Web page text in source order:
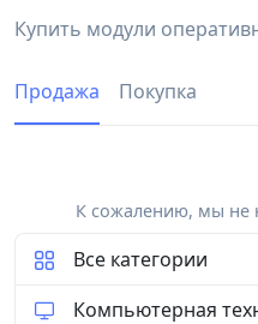
Купить модули
Продажа Покупка
К сожалению, мы не
Все категории
Компьютерная